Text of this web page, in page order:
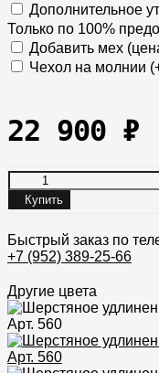
Дополнительное
Только по 100%
Добавить мех
Чехол на молнии
22 900 ₽
Купить
Быстрый заказ по
+7 (952) 389-25-66
Другие цвета